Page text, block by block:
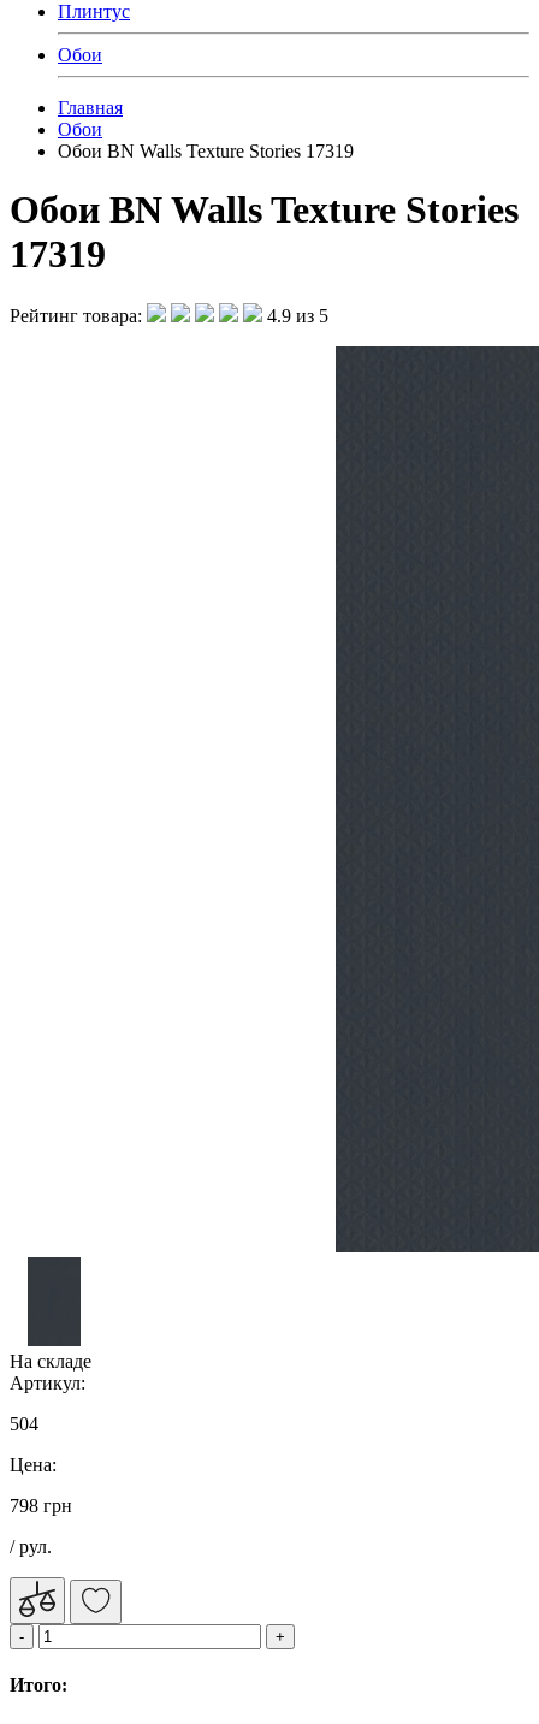
Плинтус
Обои
Главная
Обои
Обои BN Walls Texture Stories 17319
Обои BN Walls Texture Stories
17319
Рейтинг товара: 4.9 из 5
На складе
Артикул:
504
Цена:
798 грн
/ рул.
Итого: